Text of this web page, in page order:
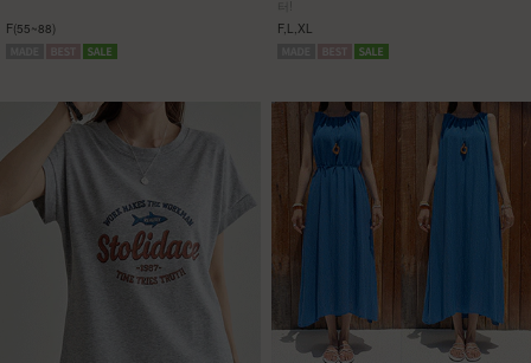
F(55~77),L(88~100),XL(110~120)
F,L